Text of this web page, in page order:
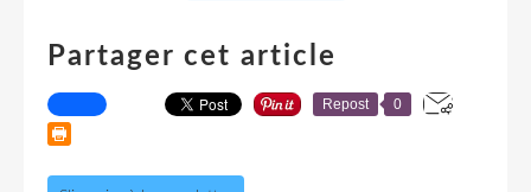
Partager cet article
Repost 0